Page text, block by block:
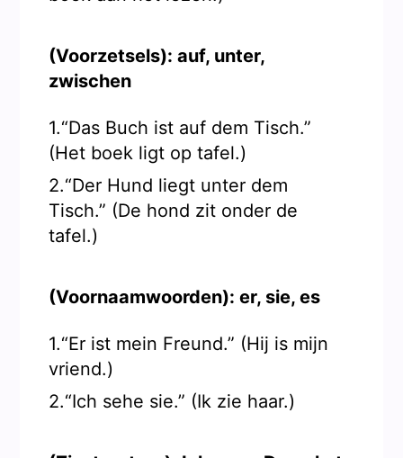
(Voorzetsels): auf, unter,
zwischen
1.“Das Buch ist auf dem Tisch.”
(Het boek ligt op tafel.)
2.“Der Hund liegt unter dem
Tisch.” (De hond zit onder de
tafel.)
(Voornaamwoorden): er, sie, es
1.“Er ist mein Freund.” (Hij is mijn
vriend.)
2.“Ich sehe sie.” (Ik zie haar.)